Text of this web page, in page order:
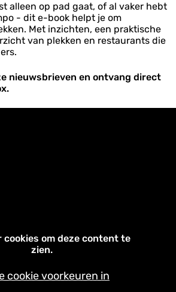
alleen op pad gaat, of al vaker hebt
- dit e-book helpt je om
Met inzichten, een praktische
van plekken en restaurants die
nieuwsbrieven en ontvang direct
cookies om deze content te
zien.
cookie voorkeuren in